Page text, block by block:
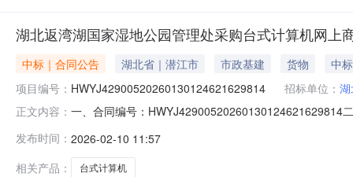
湖北返湾湖国家湿地公园管理处采购台式计算机网上
中标｜合同公告 湖北省｜潜江市 市政基建 货物
中
项目编号： HWYJ42900520260130124621629814 招标单位：
正文内容： 一、合同编号：HWYJ42900520260130124621629814
系方式：15271236262供应商（乙方）：潜江诚讯科技
服
发布时间： 2026-02-10 11:57
相关产品：
台式计算机